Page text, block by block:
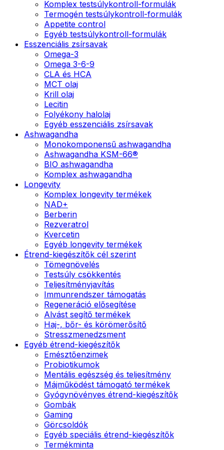
Komplex testsúlykontroll-formulák
Termogén testsúlykontroll-formulák
Appetite control
Egyéb testsúlykontroll-formulák
Esszenciális zsírsavak
Omega-3
Omega 3-6-9
CLA és HCA
MCT olaj
Krill olaj
Lecitin
Folyékony halolaj
Egyéb esszenciális zsírsavak
Ashwagandha
Monokomponensű ashwagandha
Ashwagandha KSM-66®
BIO ashwagandha
Komplex ashwagandha
Longevity
Komplex longevity termékek
NAD+
Berberin
Rezveratrol
Kvercetin
Egyéb longevity termékek
Étrend-kiegészítők cél szerint
Tömegnövelés
Testsúly csökkentés
Teljesítményjavítás
Immunrendszer támogatás
Regeneráció elősegítése
Alvást segítő termékek
Haj-, bőr- és körömerősítő
Stresszmenedzsment
Egyéb étrend-kiegészítők
Emésztőenzimek
Probiotikumok
Mentális egészség és teljesítmény
Májműködést támogató termékek
Gyógynövényes étrend-kiegészítők
Gombák
Gaming
Görcsoldók
Egyéb speciális étrend-kiegészítők
Termékminta